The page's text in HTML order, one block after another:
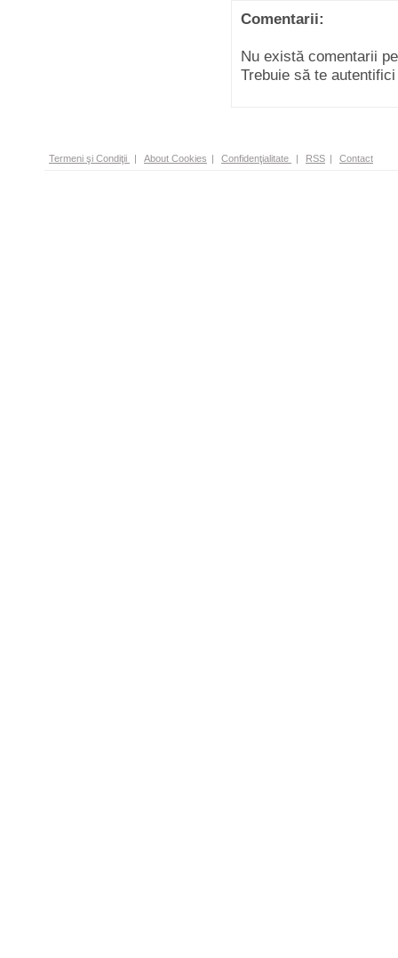
Comentarii:
Nu există comentarii
Trebuie să te
Termeni şi Condiţii | About Cookies | Confidenţialitate | RSS | Contact